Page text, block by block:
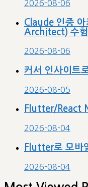
2026-08-06
Claude 인증
Architect) 수
2026-08-06
커서 인사이트
2026-08-05
Flutter/React
2026-08-04
Flutter로 모바
2026-08-04